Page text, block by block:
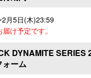
月5日(木)23:59
け予定です。
DYNAMITE SERIES
ォーム